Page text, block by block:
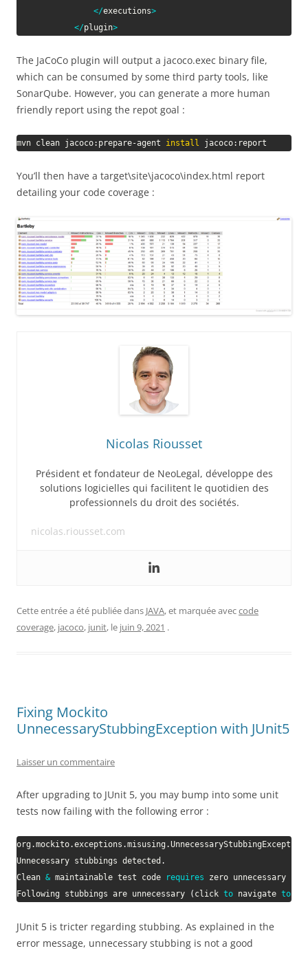
</executions>
</plugin>
The JaCoCo plugin will output a jacoco.exec binary file,
which can be consumed by some third party tools, like
SonarQube. However, you can generate a more human
friendly report using the repot goal :
mvn clean jacoco:prepare-agent install jacoco:report
You’ll then have a target\site\jacoco\index.html report
detailing your code coverage :
Nicolas Riousset
Président et fondateur de NeoLegal, développe des
solutions logicielles qui facilitent le quotidien des
professionnels du droit des sociétés.
nicolas.riousset.com
Cette entrée a été publiée dans JAVA, et marquée aveccode
coverage, jacoco, junit, le juin 9, 2021 .
Fixing Mockito
UnnecessaryStubbingException with JUnit5
Laisser un commentaire
After upgrading to JUnit 5, you may bump into some unit
tests now failing with the following error :
org .mockito.exceptions .misusing .UnnecessaryStubbingException
Unnecessary stubbings detected .
Clean & maintainable test code requires zero unnecessary
Following stubbings are unnecessary ( click to navigate to
JUnit 5 is tricter regarding stubbing. As explained in the
error message, unnecessary stubbing is not a good